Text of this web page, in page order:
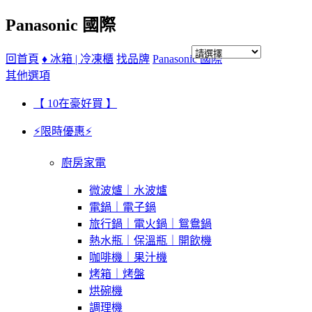
Panasonic 國際
回首頁 ♦ 冰箱 | 冷凍櫃 找品牌 Panasonic 國際
其他選項
【 10在豪好買 】
⚡限時優惠⚡
廚房家電
微波爐｜水波爐
電鍋｜電子鍋
旅行鍋｜電火鍋｜鴛鴦鍋
熱水瓶｜保溫瓶｜開飲機
咖啡機｜果汁機
烤箱｜烤盤
烘碗機
調理機